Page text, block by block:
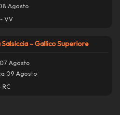
Agosto
VV
– Gallico Superiore
Agosto
09 Agosto